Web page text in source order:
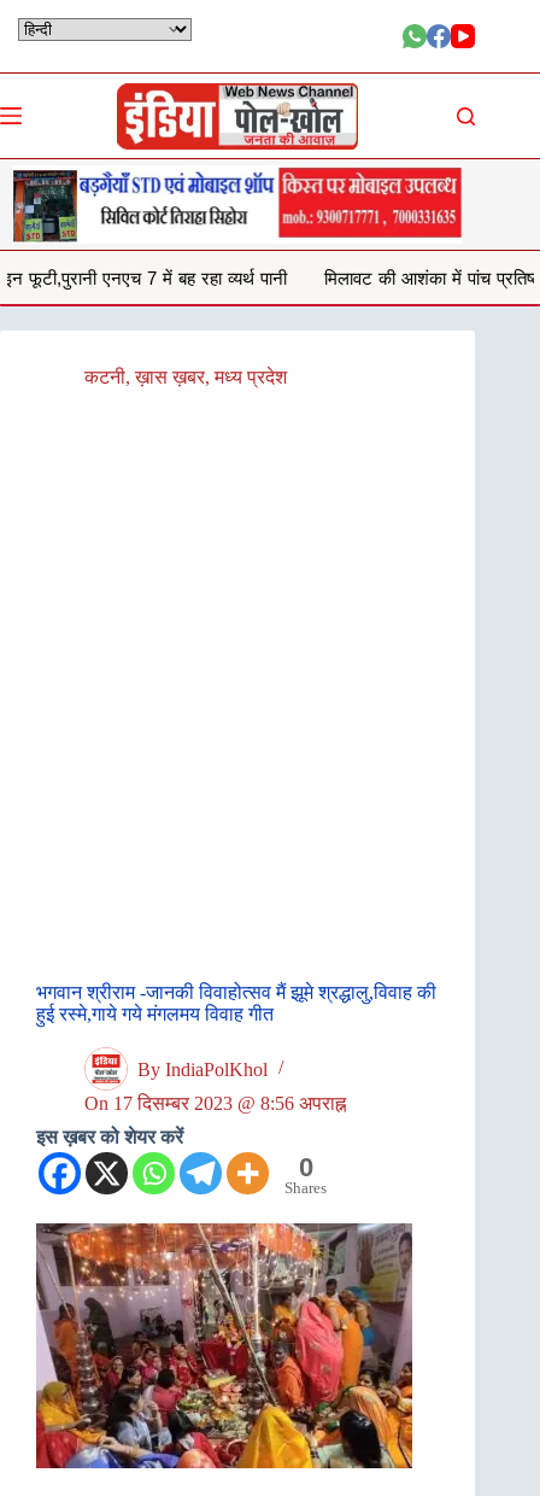
व्यर्थ पानी मिलावट की आशंका में पांच प्रतिष्ठानों से जब्त किया 132 किलो
कटनी,ख़ास ख़बर,मध्य प्रदेश
भगवान श्रीराम -जानकी विवाहोत्सव मैं झूमे श्रद्धालु,विवाह की
हुई रस्मे,गाये गये मंगलमय विवाह गीत
By IndiaPolKhol
On 17 दिसम्बर 2023 @ 8:56 अपराह्न
इस ख़बर को शेयर करें
0
Shares